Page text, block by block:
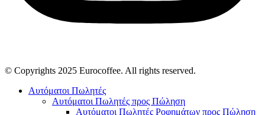
© Copyrights 2025 Eurocoffee. All rights reserved.
Αυτόματοι Πωλητές
Αυτόματοι Πωλητές προς Πώληση
Αυτόματοι Πωλητές Ροφημάτων προς Πώληση